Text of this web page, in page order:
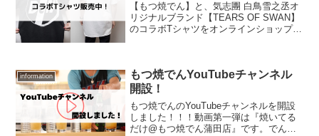
【もつ焼でん】と、気志團 白鳥雪之丞オ
リジナルブランド【TEARS OF SWAN】
のコラボTシャツをオンラインショップで
別問わず...
information
もつ焼でんYouTubeチャンネル
開設！
もつ焼でんのYouTubeチャンネルを開設
しました！！！動画第一弾は『焼いてる
だけ@もつ焼でん蒲田店』です。でんの